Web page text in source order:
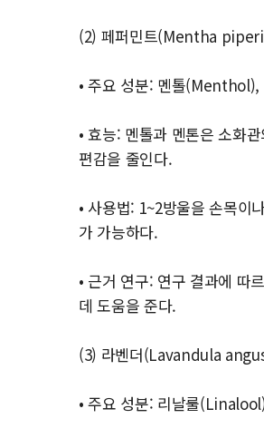
(2) 페퍼민트(Mentha
• 주요 성분: 멘톨
• 효능: 멘톨과 멘톤은 소화
편감을 줄인다.
• 사용법: 1~2방울을 손목이
가 가능하다.
• 근거 연구: 연구 결과에 따
데 도움을 준다.
(3) 라벤더(Lavandula
• 주요 성분: 리날룰